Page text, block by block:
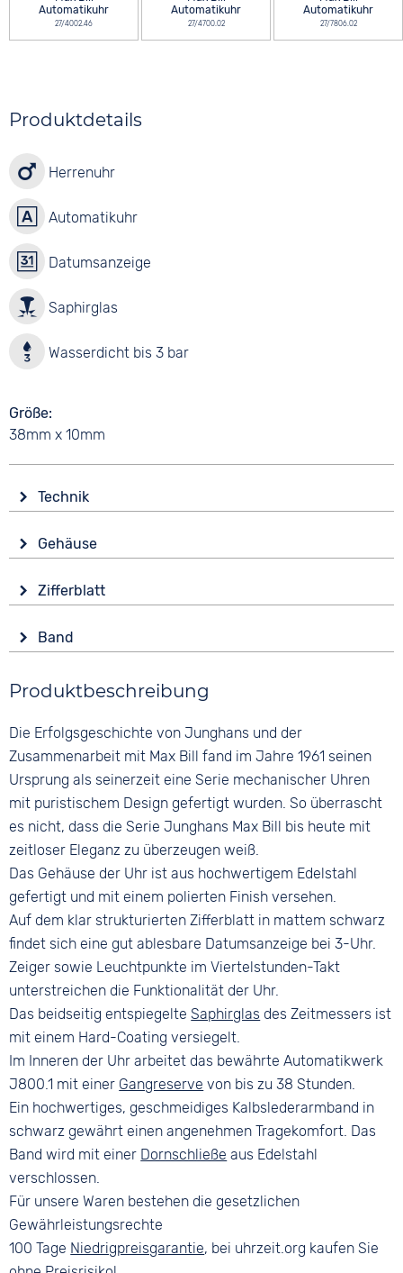
Automatikuhr
27/4002.46
Automatikuhr
27/4700.02
Automatikuhr
27/7806.02
Produktdetails
Herrenuhr
Automatikuhr
Datumsanzeige
Saphirglas
Wasserdicht bis 3 bar
Größe
38mm x 10mm
Technik
Automatik
Funktionen
Datumsanzeige
Wasserdicht
Gehäuse
Saphirglas
Form
Rund
Material
Farbe
Silber
Zifferblatt
Analog
Schwarz
Ziffern
Keine
Band
Schwarz
Material
Glattleder
Bandschließe
Dornschließe
Produktbeschreibung
Die Erfolgsgeschichte von Junghans und der
Zusammenarbeit mit Max Bill fand im Jahre 1961 seinen
Ursprung als seinerzeit eine Serie mechanischer Uhren
mit puristischem Design gefertigt wurden. So überrascht
es nicht, dass die Serie Junghans Max Bill bis heute mit
zeitloser Eleganz zu überzeugen weiß.
Das Gehäuse der Uhr ist aus hochwertigem Edelstahl
gefertigt und mit einem polierten Finish versehen.
Auf dem klar strukturierten Zifferblatt in mattem schwarz
findet sich eine gut ablesbare Datumsanzeige bei 3-Uhr.
Zeiger sowie Leuchtpunkte im Viertelstunden-Takt
unterstreichen die Funktionalität der Uhr.
Das beidseitig entspiegelteSaphirglas des Zeitmessers ist
mit einem Hard-Coating versiegelt.
Im Inneren der Uhr arbeitet das bewährte Automatikwerk
J800.1 mit einer Gangreserve von bis zu 38 Stunden.
Ein hochwertiges, geschmeidiges Kalbslederarmband in
schwarz gewährt einen angenehmen Tragekomfort. Das
Band wird mit einer Dornschließe aus Edelstahl
verschlossen.
Für unsere Waren bestehen die gesetzlichen
Gewährleistungsrechte
100 Tage Niedrigpreisgarantie, bei uhrzeit.org kaufen Sie